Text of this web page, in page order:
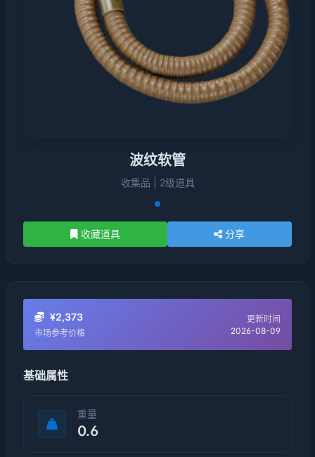
波纹软管
收集品 | 2级道具
收藏道具 分享
¥2,373
市场参考价格
更新时间
2026-08-09
基础属性
重量
0.6